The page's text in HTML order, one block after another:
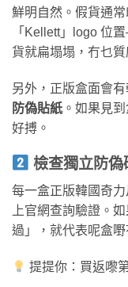
鮮明自然。假貨通
「Kellett」logo 位
貨就扁塌塌，冇乜質
另外，正版盒面會
防偽貼紙。如果見
好搏。
檢查獨立防偽
每一盒正版韓國奇
上官網查詢驗證。
過」，就代表呢盒嘢
提提你：買返嚟